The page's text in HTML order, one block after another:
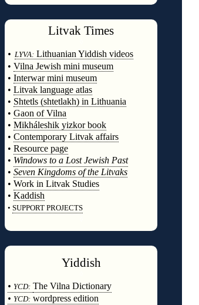
Litvak Times
• LYVA: Lithuanian Yiddish videos
• Vilna Jewish mini museum
• Interwar mini museum
• Litvak language atlas
• Shtetls (shtetlakh) in Lithuania
• Gaon of Vilna
• Mikháleshik yizkor book
• Contemporary Litvak affairs
• Resource page
• Windows to a Lost Jewish Past
• Seven Kingdoms of the Litvaks
• Work in Litvak Studies
• Kaddish
• SUPPORT PROJECTS
Yiddish
• YCD: The Vilna Dictionary
• YCD: wordpress edition